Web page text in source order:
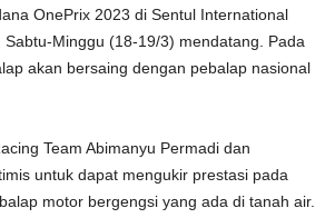
OnePrix 2023 di Sentul International
Sabtu-Minggu (18-19/3) mendatang. Pada
akan bersaing dengan pebalap nasional
Team Abimanyu Permadi dan
untuk dapat mengukir prestasi pada
motor bergengsi yang ada di tanah air.